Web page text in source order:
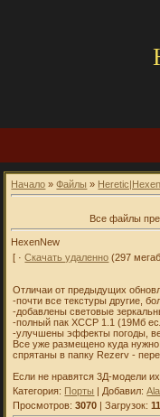
Начало »Файлы » Heretic|Hexen
Все файлы
HexenNew
[ ·Скачать удаленно (297
Отличаи от предыдущих
-почти все текстуры другие,
-добавлены световые
-полный пак XCCP 1.1 (19Мб
-улучшены эффекты погоды,
Все уже размещено куда
спрятаны в папку Rezerv -
Если не нравятся 3Д-модели
Категория: Порты | Добавил:
Просмотров:3070 | Загрузок: